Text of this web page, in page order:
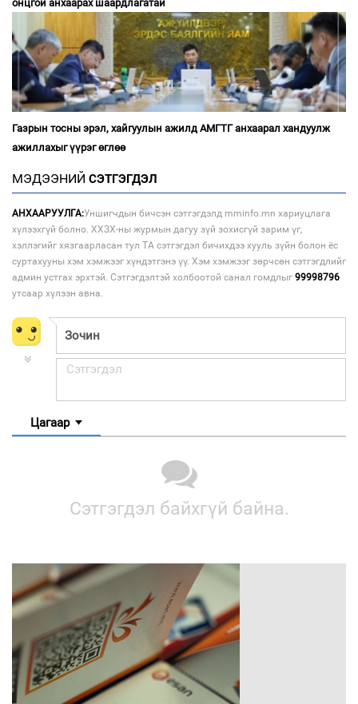
онцгой анхаарах шаардлагатай
Газрын тосны эрэл, хайгуулын ажилд АМГТГ анхаарал хандуулж
ажиллахыг үүрэг өглөө
МЭДЭЭНИЙ СЭТГЭГДЭЛ
АНХААРУУЛГА:Уншигчдын бичсэн сэтгэгдэлд mminfo.mn хариуцлага
хүлээхгүй болно. ХХЗХ-ны журмын дагуу зүй зохисгүй зарим үг,
хэллэгийг хязгаарласан тул ТА сэтгэгдэл бичихдээ хууль зүйн болон ёс
суртахууны хэм хэмжээг хүндэтгэнэ үү. Хэм хэмжээг зөрчсөн сэтгэгдлийг
админ устгах эрхтэй. Сэтгэгдэлтэй холбоотой санал гомдлыг 99998796
утсаар хүлээн авна.
Цагаар
Сэтгэгдэл байхгүй байна.